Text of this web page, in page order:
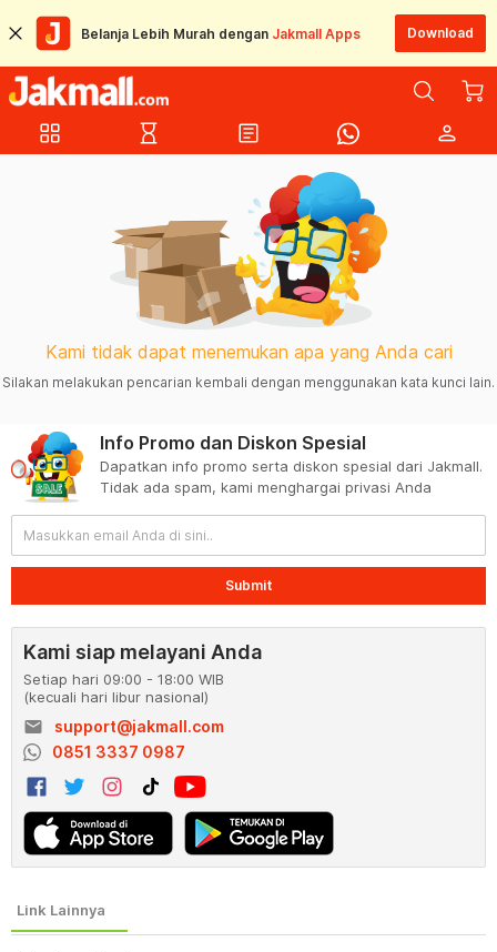
Belanja Lebih Murah dengan Jakmall Apps Download
grid_view hourglass_empty article person
Kami tidak dapat menemukan apa yang Anda cari
Silakan melakukan pencarian kembali dengan menggunakan kata kunci lain.
Info Promo dan Diskon Spesial
Dapatkan info promo serta diskon spesial dari Jakmall.
Tidak ada spam, kami menghargai privasi Anda
Submit
Kami siap melayani Anda
Setiap hari 09:00 - 18:00 WIB
(kecuali hari libur nasional)
email
support@jakmall.com
0851 3337 0987